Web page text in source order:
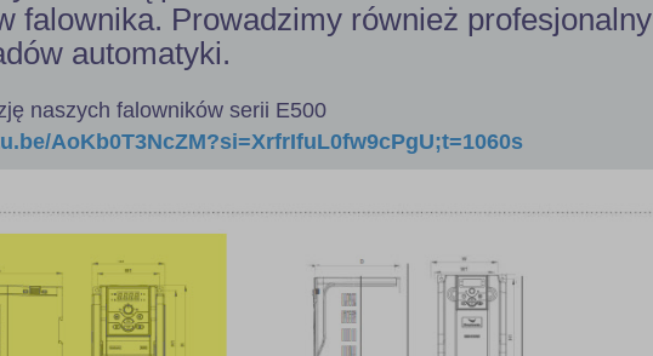
falownika. Prowadzimy również profesjonalny
automatyki.
naszych falowników serii E500
AoKb0T3NcZM?si=XrfrIfuL0fw9cPgU;t=1060s